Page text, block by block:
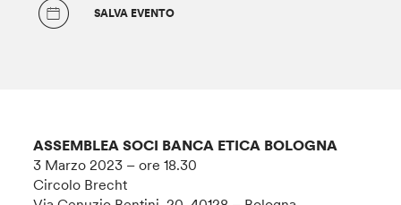
SALVA EVENTO
ASSEMBLEA SOCI BANCA ETICA BOLOGNA
3 Marzo 2023 – ore 18.30
Circolo Brecht